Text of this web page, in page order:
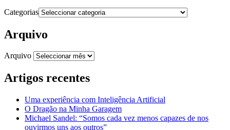
Categorias
Arquivo
Arquivo
Artigos recentes
Uma experiência com Inteligência Artificial
O Dragão na Minha Garagem
Michael Sandel: “Somos cada vez menos capazes de nos
ouvirmos uns aos outros”